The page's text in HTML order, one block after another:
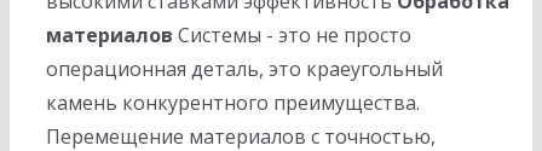
материалов Системы - это не просто
операционная деталь, это краеугольный
камень конкурентного преимущества.
Перемещение материалов с точностью,